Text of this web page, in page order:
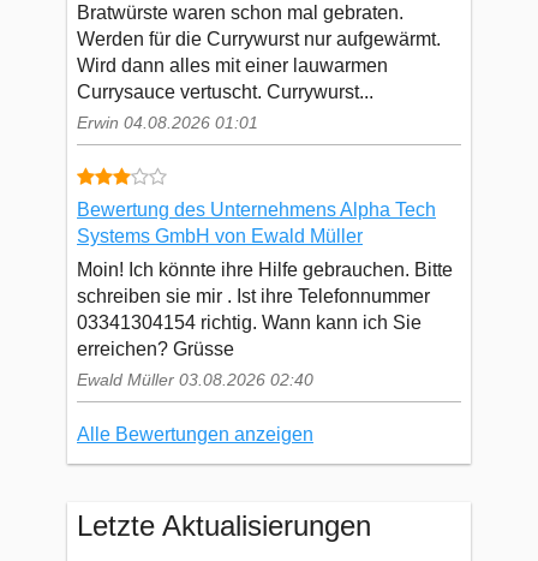
Bratwürste waren schon mal gebraten.
Werden für die Currywurst nur aufgewärmt.
Wird dann alles mit einer lauwarmen
Currysauce vertuscht. Currywurst...
Erwin 04.08.2026 01:01
Bewertung des Unternehmens Alpha Tech
Systems GmbH von Ewald Müller
Moin! Ich könnte ihre Hilfe gebrauchen. Bitte
schreiben sie mir . Ist ihre Telefonnummer
03341304154 richtig. Wann kann ich Sie
erreichen? Grüsse
Ewald Müller 03.08.2026 02:40
Alle Bewertungen anzeigen
Letzte Aktualisierungen